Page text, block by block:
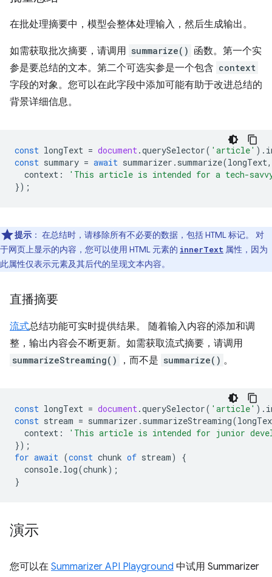
在批处理摘要中，模型会整体处理输入，然后生成输出。
如需获取批次摘要，请调用 summarize() 函数。第一个实
参是要总结的文本。第二个可选实参是一个包含 context
字段的对象。您可以在此字段中添加可能有助于改进总结的
背景详细信息。
const longText = document.querySelector( 'article' ).
const summary = await summarizer . summarize(longText,
context :
'This article is intended for a tech-
});
提示 ： 在总结时，请移除所有不必要的数据，包括 HTML 标记。 对
于网页上显示的内容，您可以使用 HTML 元素的 innerText 属性，因为
此属性仅表示元素及其后代的呈现文本内容。
直播摘要
流式总结功能可实时提供结果。 随着输入内容的添加和调
整，输出内容会不断更新。如需获取流式摘要，请调用
summarizeStreaming() ，而不是 summarize() 。
const longText = document.querySelector( 'article' ).
const stream = summarizer . summarizeStreaming(
context :
'This article is intended for junior
});
for await (const chunk of stream)
{
console. log(chunk);
}
演示
您可以在 Summarizer API Playground 中试用 Summarizer